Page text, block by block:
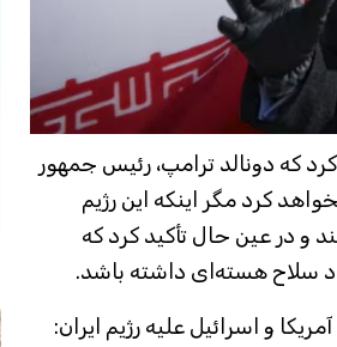
کرد که دونالد ترامپ، رئیس جمهور
کرد مگر اینکه این رژیم
و در عین حال تأکید کرد که
سلاح هسته‌ای داشته باشد.
و اسرائیل علیه رژیم ایران: